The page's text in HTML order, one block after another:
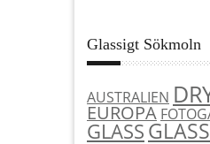
Glassigt Sökmoln
AUSTRALIEN
EUROPA
GLASS